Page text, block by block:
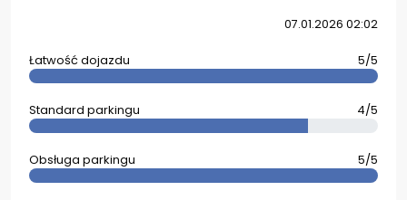
07.01.2026 02:02
Łatwość dojazdu 5/5
Standard parkingu 4/5
Obsługa parkingu 5/5